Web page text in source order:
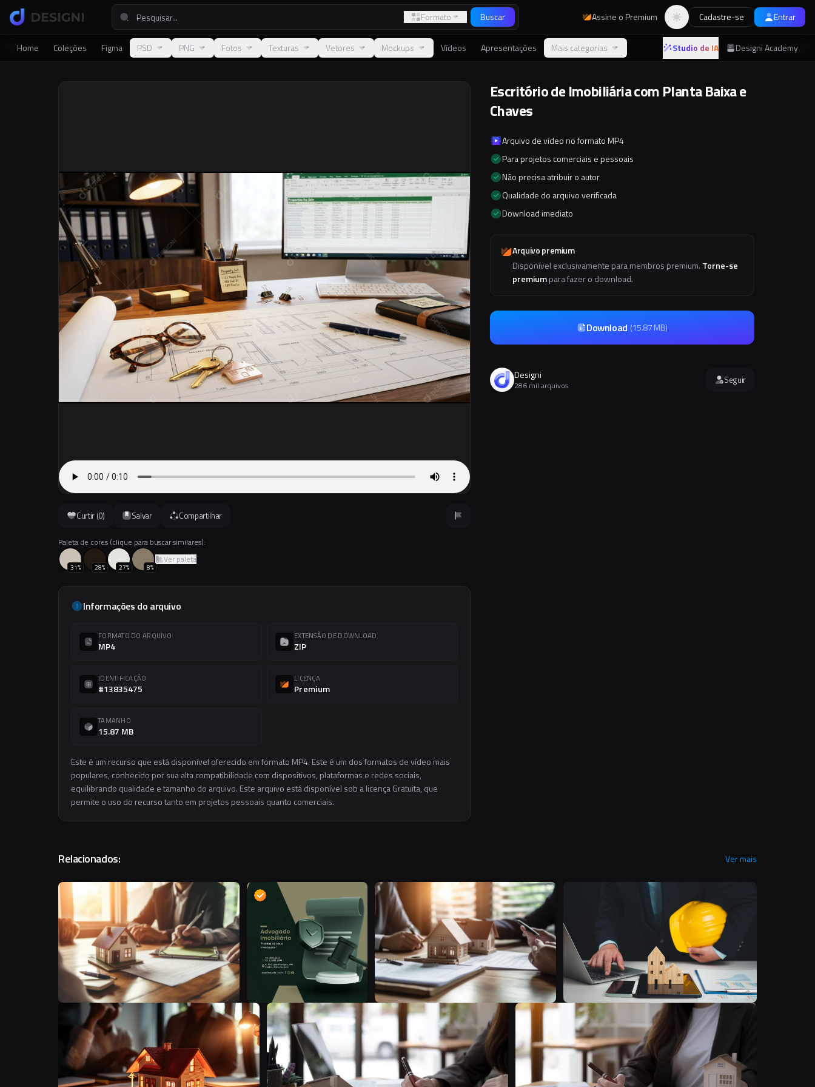
Formato Buscar Assine o Premium Alternar tema
Cadastre-se Entrar
Home Coleções Figma PSD PNG Fotos Texturas Vetores Mockups Vídeos Apresentações Mais categorias Studio de IA Designi Academy
Curtir (0) Salvar Compartilhar
Paleta de cores (clique para buscar similares):
31% 28% 27% 8%
Ver paleta
Informações do arquivo
FORMATO DO ARQUIVO
MP4
EXTENSÃO DE DOWNLOAD
ZIP
IDENTIFICAÇÃO
#13835475
LICENÇA
Premium
TAMANHO
15.87 MB
Este é um recurso que está disponível oferecido em formato MP4. Este é um dos formatos de vídeo mais
populares, conhecido por sua alta compatibilidade com dispositivos, plataformas e redes sociais,
equilibrando qualidade e tamanho do arquivo. Este arquivo está disponível sob a licença Gratuita, que
permite o uso do recurso tanto em projetos pessoais quanto comerciais.
Escritório de Imobiliária com Planta Baixa e
Chaves
Arquivo de vídeo no formato MP4
Para projetos comerciais e pessoais
Não precisa atribuir o autor
Qualidade do arquivo verificada
Download imediato
Arquivo premium
Disponível exclusivamente para membros premium. Torne-se
premiumpara fazer o download.
Download (15.87 MB)
Designi
286 mil arquivos Seguir
Relacionados: Ver mais
B D B
B A